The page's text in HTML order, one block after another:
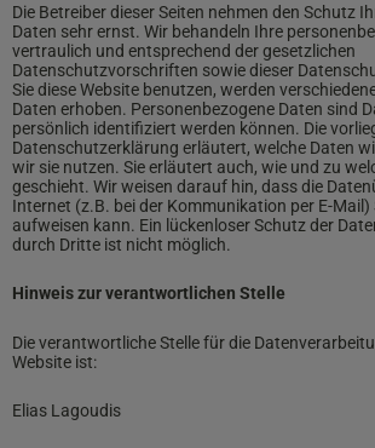
Die Betreiber dieser Seiten nehmen den Schutz
Daten sehr ernst. Wir behandeln Ihre
vertraulich und entsprechend der gesetzlichen
Datenschutzvorschriften sowie dieser
Sie diese Website benutzen, werden
Daten erhoben. Personenbezogene Daten sind
persönlich identifiziert werden können. Die
Datenschutzerklärung erläutert, welche Daten
wir sie nutzen. Sie erläutert auch, wie und zu
geschieht. Wir weisen darauf hin, dass die
Internet (z.B. bei der Kommunikation per E-Mail)
aufweisen kann. Ein lückenloser Schutz der
durch Dritte ist nicht möglich.
Hinweis zur verantwortlichen Stelle
Die verantwortliche Stelle für die
Website ist:
Elias Lagoudis